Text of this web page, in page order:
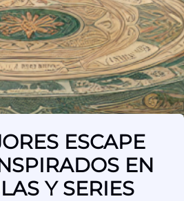
ESCAPE
EN
Y SERIES